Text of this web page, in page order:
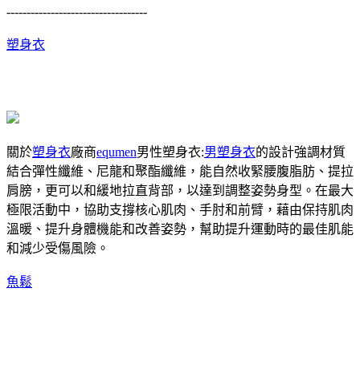
-----------------------------------
塑身衣
關於塑身衣廠商equmen男性塑身衣:男塑身衣的設計強調材質
結合彈性纖維、尼龍和聚酯纖維，能自然收緊腰腹脂肪、提拉
肩膀，更可以和緩地拉直背部，以達到調整姿勢身型。在最大
極限活動中，協助支撐核心肌肉、手肘和前臂，藉由保持肌肉
溫暖、提升身體機能和改善姿勢，幫助提升運動時的最佳肌能
和減少受傷風險。
魚鬆